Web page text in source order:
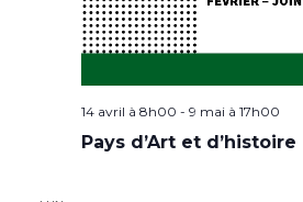
14 avril à 8h00 - 9 mai à 17h00
Pays d’Art et d’histoire